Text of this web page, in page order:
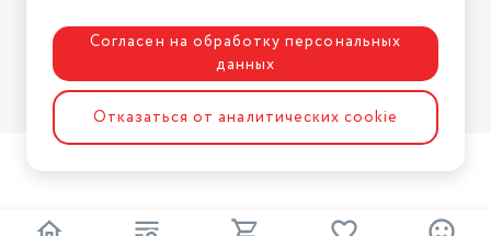
Разработка сайтаASTDESIGN
Согласен на обработку персональных
данных
Отказаться от аналитических cookie